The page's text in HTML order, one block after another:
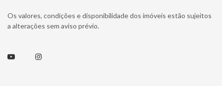
Os valores, condições e disponibilidade dos imóveis estão sujeitos
a alterações sem aviso prévio.
Youtube Instagram